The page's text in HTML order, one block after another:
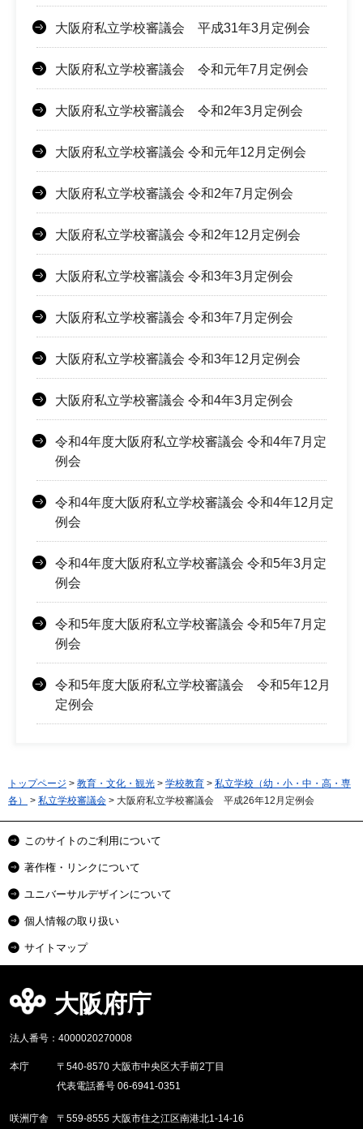
大阪府私立学校審議会 平成31年3月定例会
大阪府私立学校審議会 令和元年7月定例会
大阪府私立学校審議会 令和2年3月定例会
大阪府私立学校審議会 令和元年12月定例会
大阪府私立学校審議会 令和2年7月定例会
大阪府私立学校審議会 令和2年12月定例会
大阪府私立学校審議会 令和3年3月定例会
大阪府私立学校審議会 令和3年7月定例会
大阪府私立学校審議会 令和3年12月定例会
大阪府私立学校審議会 令和4年3月定例会
令和4年度大阪府私立学校審議会 令和4年7月定
例会
令和4年度大阪府私立学校審議会 令和4年12月定
例会
令和4年度大阪府私立学校審議会 令和5年3月定
例会
令和5年度大阪府私立学校審議会 令和5年7月定
例会
令和5年度大阪府私立学校審議会 令和5年12月
定例会
トップページ > 教育・文化・観光 > 学校教育 > 私立学校（幼・小・中・高・専
各）
> 私立学校審議会 > 大阪府私立学校審議会 平成26年12月定例会
このサイトのご利用について
著作権・リンクについて
ユニバーサルデザインについて
個人情報の取り扱い
サイトマップ
大阪府庁
法人番号：4000020270008
本庁
〒540-8570 大阪市中央区大手前2丁目
代表電話番号 06-6941-0351
咲洲庁舎 〒559-8555 大阪市住之江区南港北1-14-16